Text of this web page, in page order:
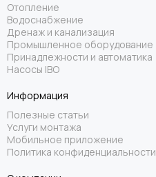
Отопление
Водоснабжение
Дренаж и канализация
Промышленное оборудование
Принадлежности и автоматика
Насосы IBO
Информация
Полезные статьи
Услуги монтажа
Мобильное приложение
Политика конфиденциальности